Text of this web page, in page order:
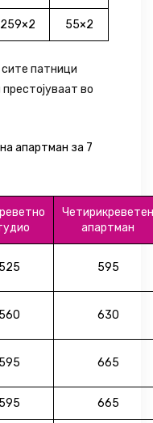
259×2 55×2
патници
во
апартман за 7
Четирикреветен
апартман
525 595
560 630
595 665
595 665